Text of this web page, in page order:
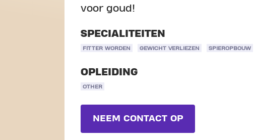
voor goud!
SPECIALITEITEN
FITTER WORDEN GEWICHT VERLIEZEN SPIEROPBOUW
OPLEIDING
OTHER
NEEM CONTACT OP